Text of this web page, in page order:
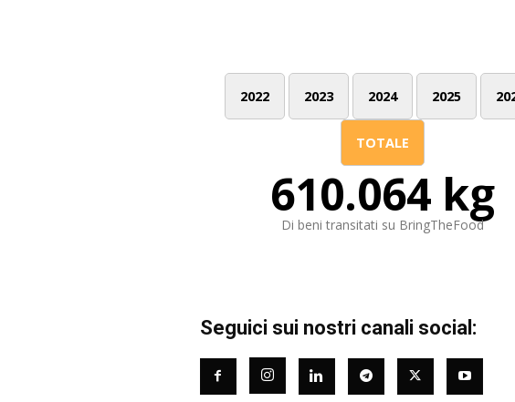
2022 2023 2024 2025
TOTALE
610.064 kg
Di beni transitati su BringTheFood
Seguici sui nostri canali social: